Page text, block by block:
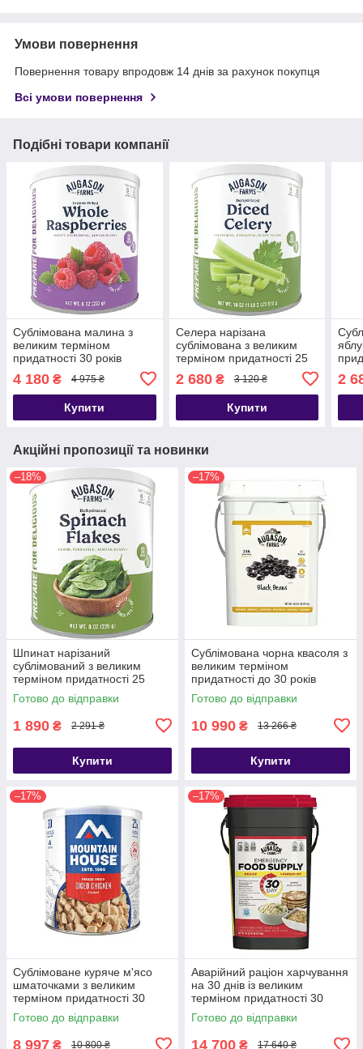
Умови повернення
Повернення товару впродовж 14 днів за рахунок покупця
Всі умови повернення
Подібні товари компанії
Сублімована малина з
великим терміном
придатності 30 років
Augason Farms, 23 порції
4 180 ₴ 4 975 ₴
Купити
Селера нарізана
сублімована з великим
терміном придатності 25
років Augason Farms, 73
порції
2 680₴ 3 120 ₴
Купити
2
Акційні пропозиції та новинки
–18%
Шпинат нарізаний
сублімований з великим
терміном придатності 25
років Augason Farms, 45
порцій
Готово до відправки
1 890 ₴ 2 291 ₴
Купити
–17%
Сублімована чорна квасоля з
великим терміном
придатності до 30 років
Augason farms, 236 порцій
Готово до відправки
10 990 ₴ 13 266 ₴
Купити
–17%
Сублімоване куряче м'ясо
шматочками з великим
терміном придатності 30
років Mountain House, 14
порцій
Готово до відправки
8 997 ₴ 10 800 ₴
–17%
Аварійний раціон харчування
на 30 днів із великим
терміном придатності 30
років Augason farms, 200
порцій
Готово до відправки
14 700 ₴ 17 640 ₴